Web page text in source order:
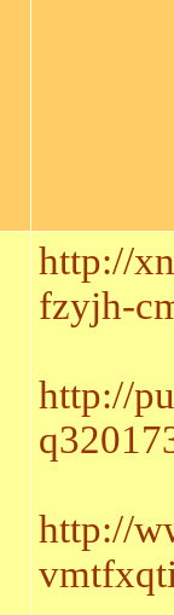
http://
fzyjh-
http://
http://